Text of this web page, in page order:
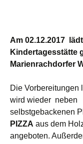
Am 02.12.2017
Kindertagesstätte
Marienrachdorfer
Die Vorbereitungen
wird wieder neben
selbstgebackenen
PIZZA aus dem
angeboten.